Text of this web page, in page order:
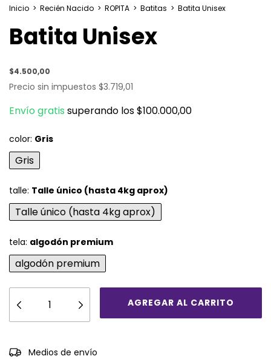
Inicio > Recién Nacido > ROPITA > Batitas > Batita Unisex
Batita Unisex
$4.500,00
Precio sin impuestos $3.719,01
Envío gratis superando los$100.000,00
color: Gris
Gris
talle: Talle único (hasta 4kg aprox)
Talle único (hasta 4kg aprox)
tela: algodón premium
algodón premium
Entregas para el CP:
Medios de envío